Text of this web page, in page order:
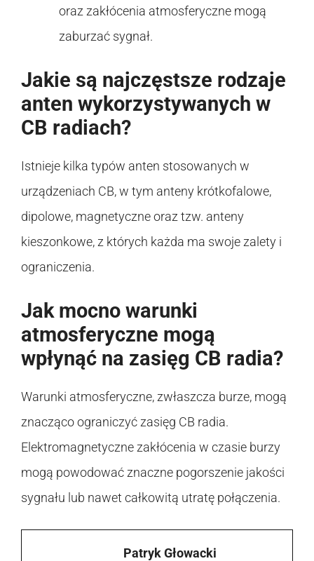
oraz zakłócenia atmosferyczne mogą
zaburzać sygnał.
Jakie są najczęstsze rodzaje
anten wykorzystywanych w
CB radiach?
Istnieje kilka typów anten stosowanych w
urządzeniach CB, w tym anteny krótkofalowe,
dipolowe, magnetyczne oraz tzw. anteny
kieszonkowe, z których każda ma swoje zalety i
ograniczenia.
Jak mocno warunki
atmosferyczne mogą
wpłynąć na zasięg CB radia?
Warunki atmosferyczne, zwłaszcza burze, mogą
znacząco ograniczyć zasięg CB radia.
Elektromagnetyczne zakłócenia w czasie burzy
mogą powodować znaczne pogorszenie jakości
sygnału lub nawet całkowitą utratę połączenia.
Patryk Głowacki